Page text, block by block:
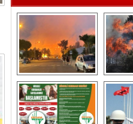
Aliağa ‘da  otluk
alanda çıkan
yangın evlere
sıçramadan
söndürüldü